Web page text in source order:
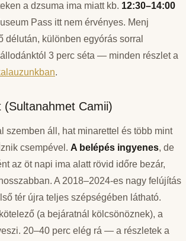
a dzsuma ima miatt kb. 12:30–14:00
Pass itt nem érvényes. Menj
délután, különben egyórás sorral
3 perc séta — minden részlet a
.
(Sultanahmet Camii)
szemben áll, hat minarettel és több mint
csempével. A belépés ingyenes, de
az öt napi ima alatt rövid időre bezár,
A 2018–2024-es nagy felújítás
tér újra teljes szépségében látható.
(a bejáratnál kölcsönöznek), a
20–40 perc elég rá — a részletek a